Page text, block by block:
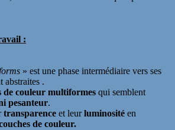
:
» est une phase intermédiaire vers ses
abstraites .
de couleur multiformes qui semblent
pesanteur.
transparence et leurluminosité en
de couleur.